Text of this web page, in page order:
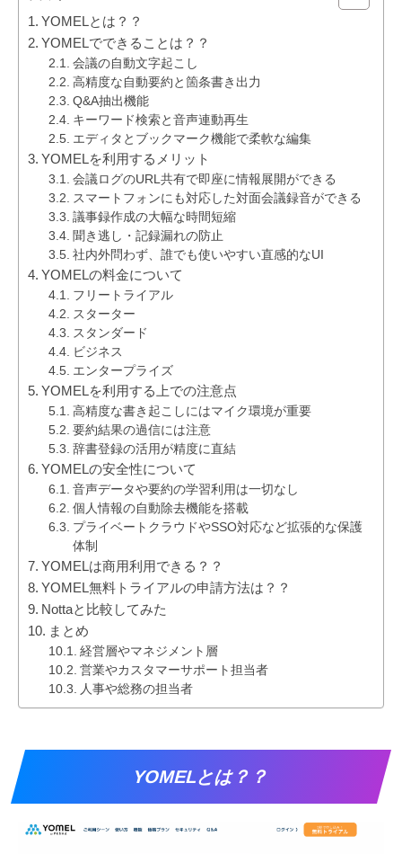
YOMELとは？？
YOMELでできることは？？
会議の自動文字起こし
高精度な自動要約と箇条書き出力
Q&A抽出機能
キーワード検索と音声連動再生
エディタとブックマーク機能で柔軟な編集
YOMELを利用するメリット
会議ログのURL共有で即座に情報展開ができる
スマートフォンにも対応した対面会議録音ができる
議事録作成の大幅な時間短縮
聞き逃し・記録漏れの防止
社内外問わず、誰でも使いやすい直感的なUI
YOMELの料金について
フリートライアル
スターター
スタンダード
ビジネス
エンタープライズ
YOMELを利用する上での注意点
高精度な書き起こしにはマイク環境が重要
要約結果の過信には注意
辞書登録の活用が精度に直結
YOMELの安全性について
音声データや要約の学習利用は一切なし
個人情報の自動除去機能を搭載
プライベートクラウドやSSO対応など拡張的な保護
体制
YOMELは商用利用できる？？
YOMEL無料トライアルの申請方法は？？
Nottaと比較してみた
まとめ
経営層やマネジメント層
営業やカスタマーサポート担当者
人事や総務の担当者
YOMELとは？？